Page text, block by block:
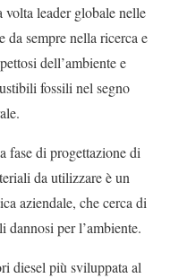
volta leader globale nelle
da sempre nella ricerca e
dell’ambiente e
fossili nel segno
fase di progettazione di
da utilizzare è un
aziendale, che cerca di
dannosi per l’ambiente.
diesel più sviluppata al